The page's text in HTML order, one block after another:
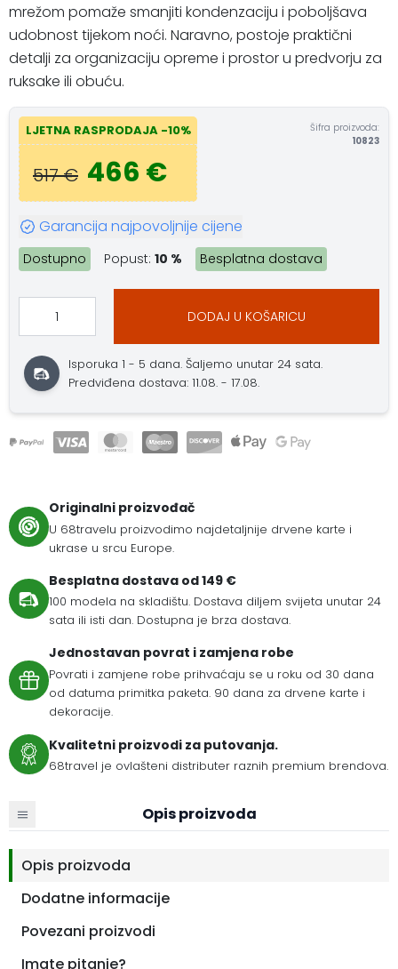
mrežom pomaže smanjiti kondenzaciju i poboljšava
udobnost tijekom noći. Naravno, postoje praktični
detalji za organizaciju opreme i prostor u predvorju za
ruksake ili obuću.
LJETNA RASPRODAJA -10%
517 € 466 €
Šifra proizvoda:
10823
Garancija najpovoljnije cijene
Dostupno Popust: 10 % Besplatna dostava
DODAJ U KOŠARICU
Isporuka 1 - 5 dana. Šaljemo unutar 24 sata.
Predviđena dostava: 11.08. - 17.08.
Originalni proizvođač
U 68travelu proizvodimo najdetaljnije drvene karte i
ukrase u srcu Europe.
Besplatna dostava od 149 €
100 modela na skladištu. Dostava diljem svijeta unutar 24
sata ili isti dan. Dostupna je brza dostava.
Jednostavan povrat i zamjena robe
Povrati i zamjene robe prihvaćaju se u roku od 30 dana
od datuma primitka paketa. 90 dana za drvene karte i
dekoracije.
Kvalitetni proizvodi za putovanja.
68travel je ovlašteni distributer raznih premium brendova.
Opis proizvoda
Opis proizvoda
Dodatne informacije
Povezani proizvodi
Imate pitanje?